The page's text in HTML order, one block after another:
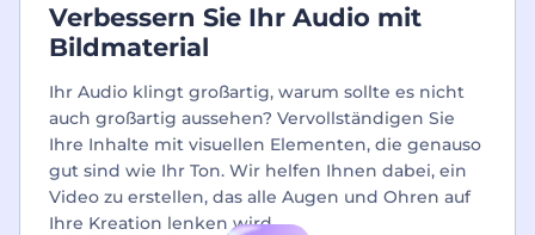
Verbessern Sie Ihr Audio mit
Bildmaterial
Ihr Audio klingt großartig, warum sollte es nicht
auch großartig aussehen? Vervollständigen Sie
Ihre Inhalte mit visuellen Elementen, die genauso
gut sind wie Ihr Ton. Wir helfen Ihnen dabei, ein
Video zu erstellen, das alle Augen und Ohren auf
Ihre Kreation lenken wird.